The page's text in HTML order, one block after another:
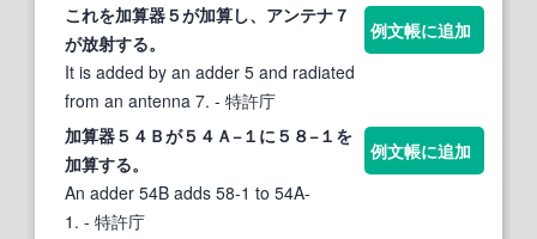
これを加算器５が加算し、アンテナ７
が放射する。
It is added by an adder 5 and radiated
from an antenna 7. - 特許庁
例文帳に追加
加算器５４Ｂが５４Ａ−１に５８−１を
加算する。
An adder 54B adds 58-1 to 54A-
1. - 特許庁
例文帳に追加